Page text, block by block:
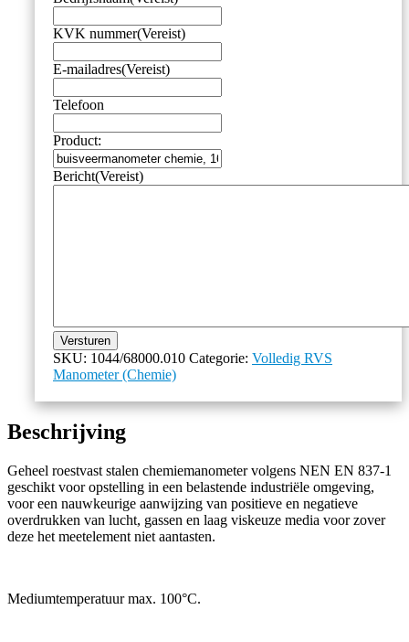
KVK nummer(Vereist)
E-mailadres(Vereist)
Telefoon
Product:
Bericht(Vereist)
Versturen
SKU: 1044/68000.010 Categorie: Volledig RVS
Manometer (Chemie)
Beschrijving
Geheel roestvast stalen chemiemanometer volgens NEN EN 837-1
geschikt voor opstelling in een belastende industriële omgeving,
voor een nauwkeurige aanwijzing van positieve en negatieve
overdrukken van lucht, gassen en laag viskeuze media voor zover
deze het meetelement niet aantasten.
Mediumtemperatuur max. 100°C.